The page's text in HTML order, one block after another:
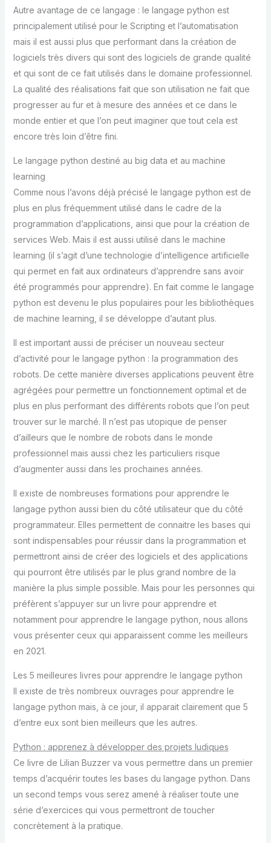
Autre avantage de ce langage : le langage python est
principalement utilisé pour le Scripting et l’automatisation
mais il est aussi plus que performant dans la création de
logiciels très divers qui sont des logiciels de grande qualité
et qui sont de ce fait utilisés dans le domaine professionnel.
La qualité des réalisations fait que son utilisation ne fait que
progresser au fur et à mesure des années et ce dans le
monde entier et que l’on peut imaginer que tout cela est
encore très loin d’être fini.
Le langage python destiné au big data et au machine
learning
Comme nous l’avons déjà précisé le langage python est de
plus en plus fréquemment utilisé dans le cadre de la
programmation d’applications, ainsi que pour la création de
services Web. Mais il est aussi utilisé dans le machine
learning (il s’agit d’une technologie d’intelligence artificielle
qui permet en fait aux ordinateurs d’apprendre sans avoir
été programmés pour apprendre). En fait comme le langage
python est devenu le plus populaires pour les bibliothèques
de machine learning, il se développe d’autant plus.
Il est important aussi de préciser un nouveau secteur
d’activité pour le langage python : la programmation des
robots. De cette manière diverses applications peuvent être
agrégées pour permettre un fonctionnement optimal et de
plus en plus performant des différents robots que l’on peut
trouver sur le marché. Il n’est pas utopique de penser
d’ailleurs que le nombre de robots dans le monde
professionnel mais aussi chez les particuliers risque
d’augmenter aussi dans les prochaines années.
Il existe de nombreuses formations pour apprendre le
langage python aussi bien du côté utilisateur que du côté
programmateur. Elles permettent de connaitre les bases qui
sont indispensables pour réussir dans la programmation et
permettront ainsi de créer des logiciels et des applications
qui pourront être utilisés par le plus grand nombre de la
manière la plus simple possible. Mais pour les personnes qui
préfèrent s’appuyer sur un livre pour apprendre et
notamment pour apprendre le langage python, nous allons
vous présenter ceux qui apparaissent comme les meilleurs
en 2021.
Les 5 meilleures livres pour apprendre le langage python
Il existe de très nombreux ouvrages pour apprendre le
langage python mais, à ce jour, il apparait clairement que 5
d’entre eux sont bien meilleurs que les autres.
Python : apprenez à développer des projets ludiques
Ce livre de Lilian Buzzer va vous permettre dans un premier
temps d’acquérir toutes les bases du langage python. Dans
un second temps vous serez amené à réaliser toute une
série d’exercices qui vous permettront de toucher
concrètement à la pratique.